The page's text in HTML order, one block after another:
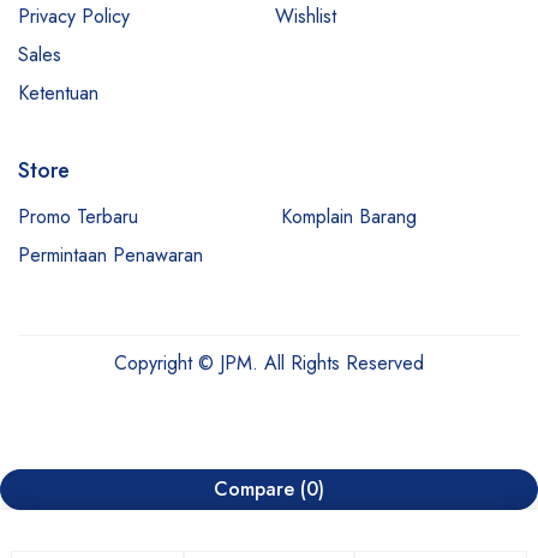
Privacy Policy
Sales
Ketentuan
Wishlist
Store
Promo Terbaru
Komplain Barang
Permintaan Penawaran
Copyright © JPM. All Rights Reserved
Compare (0)